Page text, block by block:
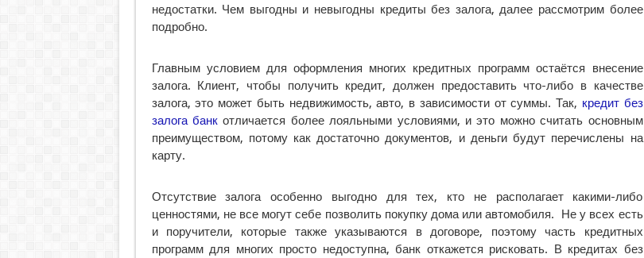
недостатки. Чем выгодны и невыгодны кредиты без залога, далее рассмотрим более
подробно.
Главным условием для оформления многих кредитных программ остаётся внесение
залога. Клиент, чтобы получить кредит, должен предоставить что-либо в качестве
залога, это может быть недвижимость, авто, в зависимости от суммы. Так, кредит без
залога банкотличается более лояльными условиями, и это можно считать основным
преимуществом, потому как достаточно документов, и деньги будут перечислены на
карту.
Отсутствие залога особенно выгодно для тех, кто не располагает какими-либо
ценностями, не все могут себе позволить покупку дома или автомобиля. Не у всех есть
и поручители, которые также указываются в договоре, поэтому часть кредитных
программ для многих просто недоступна, банк откажется рисковать. В кредитах без